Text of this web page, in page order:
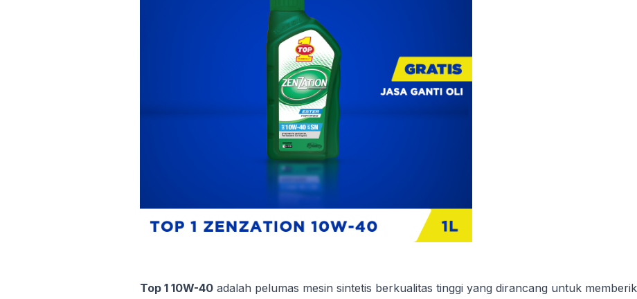
Top 1 10W-40 adalah pelumas mesin sintetis berkualitas tinggi yang dirancang untuk